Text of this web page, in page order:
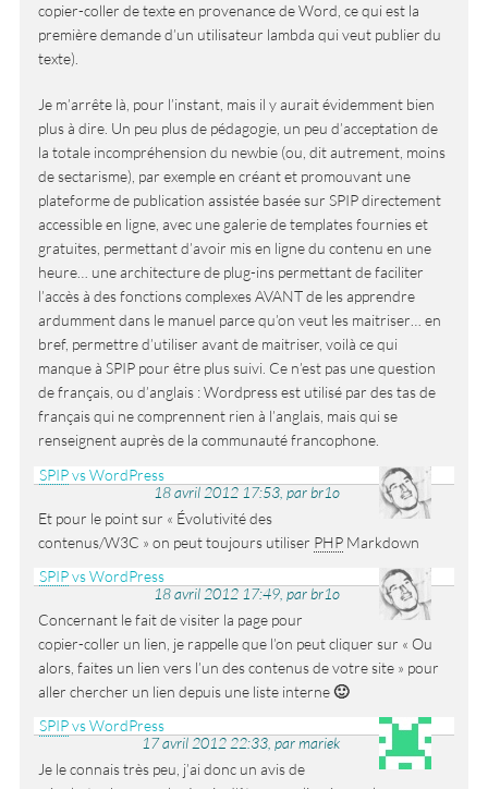
copier-coller de texte en provenance de Word, ce qui est la
première demande d’un utilisateur lambda qui veut publier du
texte).
Je m’arrête là, pour l’instant, mais il y aurait évidemment bien
plus à dire. Un peu plus de pédagogie, un peu d’acceptation de
la totale incompréhension du newbie (ou, dit autrement, moins
de sectarisme), par exemple en créant et promouvant une
plateforme de publication assistée basée sur SPIP directement
accessible en ligne, avec une galerie de templates fournies et
gratuites, permettant d’avoir mis en ligne du contenu en une
heure… une architecture de plug-ins permettant de faciliter
l’accès à des fonctions complexes AVANT de les apprendre
ardumment dans le manuel parce qu’on veut les maitriser… en
bref, permettre d’utiliser avant de maitriser, voilà ce qui
manque à SPIP pour être plus suivi. Ce n’est pas une question
de français, ou d’anglais : Wordpress est utilisé par des tas de
français qui ne comprennent rien à l’anglais, mais qui se
renseignent auprès de la communauté francophone.
SPIPvs WordPress
18 avril 2012 17:53, par br1o
Et pour le point sur « Évolutivité des
contenus/W3C » on peut toujours utiliser PHPMarkdown
SPIPvs WordPress
18 avril 2012 17:49, par br1o
Concernant le fait de visiter la page pour
copier-coller un lien, je rappelle que l’on peut cliquer sur « Ou
alors, faites un lien vers l’un des contenus de votre site » pour
aller chercher un lien depuis une liste interne🙂
SPIPvs WordPress
17 avril 2012 22:33, par mariek
Je le connais très peu, j’ai donc un avis de